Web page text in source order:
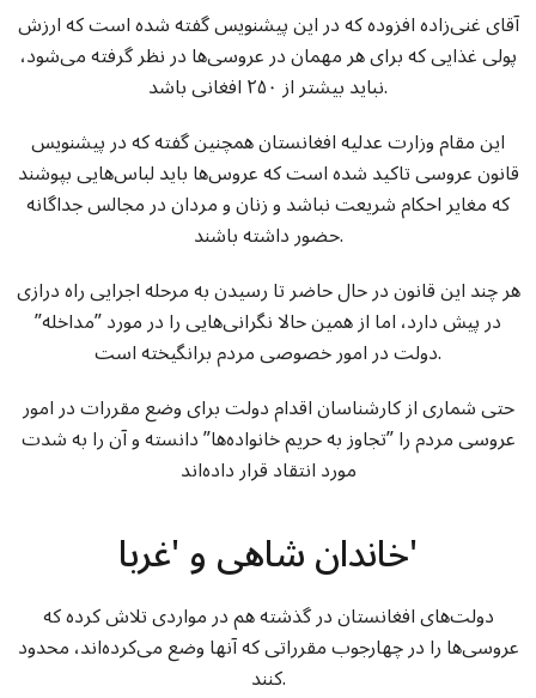
آقای غنی‌زاده افزوده که در این پیشنویس گفته شده است که ارزش
پولی غذایی که برای هر مهمان در عروسی‌ها در نظر گرفته می‌شود،
نباید بیشتر از ۲۵۰ افغانی باشد.
این مقام وزارت عدلیه افغانستان همچنین گفته که در پیشنویس
قانون عروسی تاکید شده است که عروس‌ها باید لباس‌هایی بپوشند
که مغایر احکام شریعت نباشد و زنان و مردان در مجالس جداگانه
حضور داشته باشند.
هر چند این قانون در حال حاضر تا رسیدن به مرحله اجرایی راه درازی
در پیش دارد، اما از همین حالا نگرانی‌هایی را در مورد ”مداخله”
دولت در امور خصوصی مردم برانگیخته است.
حتی شماری از کارشناسان اقدام دولت برای وضع مقررات در امور
عروسی مردم را ”تجاوز به حریم خانواده‌ها” دانسته و آن را به شدت
مورد انتقاد قرار داده‌اند
خاندان شاهی و 'غربا'
دولت‌های افغانستان در گذشته هم در مواردی تلاش کرده که
عروسی‌ها را در چهارجوب مقرراتی که آنها وضع می‌کرده‌اند، محدود
کنند.